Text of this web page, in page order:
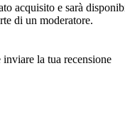
acquisito e sarà
di un moderatore.
la tua recensione